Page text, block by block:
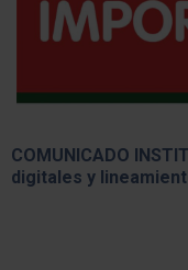
COMUNICADO
digitales y